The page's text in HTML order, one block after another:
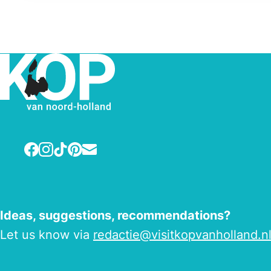
Facebook
Instagram
TikTok
Pinterest
E-mail
Ideas, suggestions, recommendations?
Let us know via redactie@visitkopvanholland.nl